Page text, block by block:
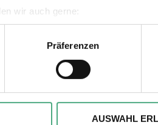
wir auch gerne:
Lage erfassen,
nach bestimmten
Ihre persönlichen Daten
um Inhalte und Anzeigen zu
zu analysieren. Außerdem
Präferenzen
AUSWAHL
WIMS 8 11 Nazis bis
Copyright:
den Nazis bis
SR